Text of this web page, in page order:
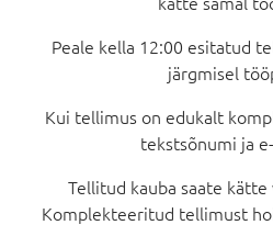
Peale kella 12:00 esitatud
järgmisel
Kui tellimus on edukalt
tekstsõnumi ja
Tellitud kauba saate
Komplekteeritud tellimust